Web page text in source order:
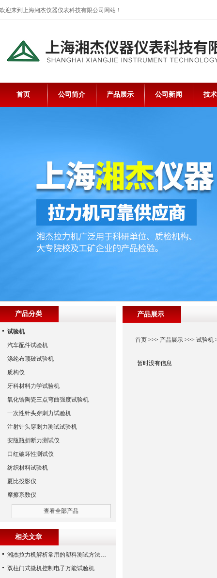
欢迎来到上海湘杰仪器仪表科技有限公司网站！
首页 公司简介 产品展示 公司新闻 技
产品展示
首页 >>> 产品展示 >>>试验机
暂时没有信息
产品分类
试验机
汽车配件试验机
涤纶布顶破试验机
质构仪
牙科材料力学试验机
氧化锆陶瓷三点弯曲强度试验机
一次性针头穿刺力试验机
注射针头穿刺力测试试验机
安瓿瓶折断力测试仪
口红破坏性测试仪
纺织材料试验机
夏比投影仪
摩擦系数仪
查看全部产品
相关文章
湘杰拉力机解析常用的塑料测试方法简介
双柱门式微机控制电子万能试验机